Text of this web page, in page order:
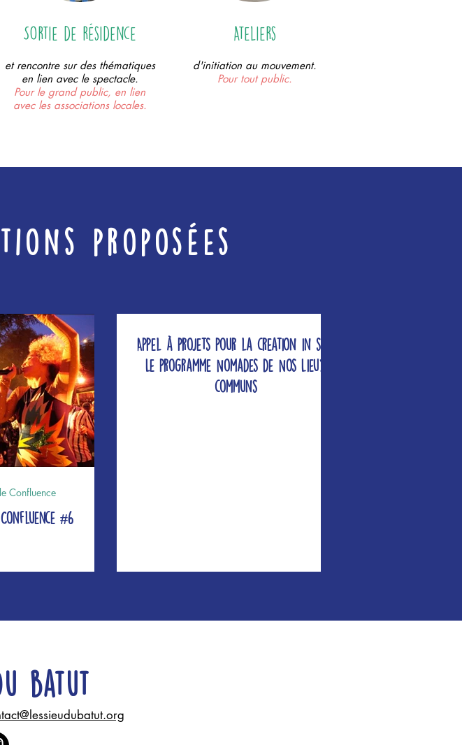
Sortie de résidence
et rencontre sur des thématiques
en lien avec le spectacle.
​Pour le grand public, en lien
avec les associations locales.
Ateliers
d'initiation au mouvement.
Pour tout public.
proposées
#6
Confluence
Appel à projets pour la creation in situ,
Le programme Nomades de Nos Lieux
communs
batut